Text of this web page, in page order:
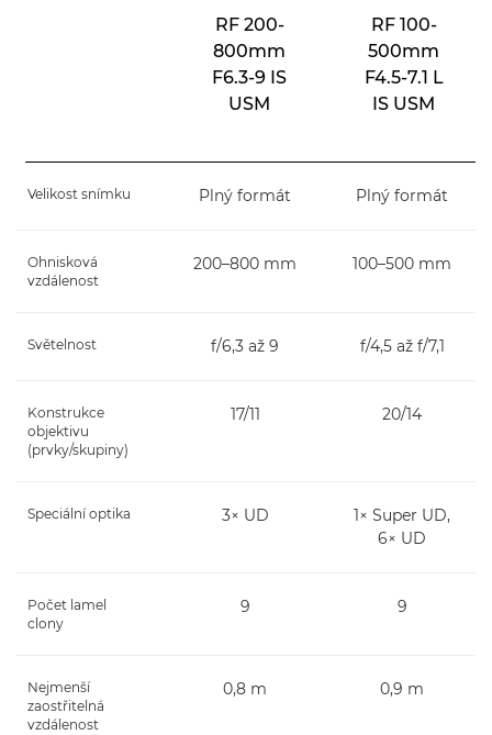
RF 200-
800mm
F6.3-9 IS
USM
RF 100-
500mm
F4.5-7.1 L
IS USM
Velikost snímku Plný formát Plný formát
Ohnisková
vzdálenost
200–800 mm 100–500 mm
Světelnost f/6,3 až 9 f/4,5 až f/7,1
Konstrukce
objektivu
(prvky/skupiny)
17/11 20/14
Speciální optika 3× UD
1× Super UD,
6× UD
Počet lamel
clony
9 9
Nejmenší
zaostřitelná
vzdálenost
0,8 m 0,9 m